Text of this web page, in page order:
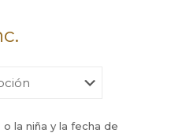
la niña y la fecha de